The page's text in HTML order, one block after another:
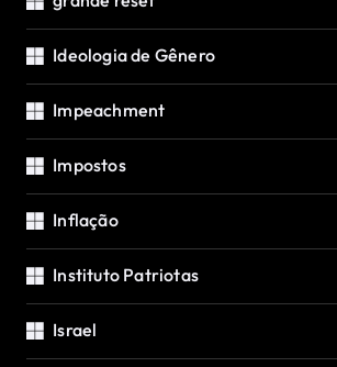
Ideologia de Gênero
Impeachment
Impostos
Inflação
Instituto Patriotas
Israel